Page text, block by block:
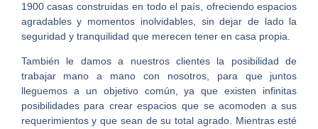
1900 casas construidas en todo el país, ofreciendo espacios
agradables y momentos inolvidables, sin dejar de lado la
seguridad y tranquilidad que merecen tener en casa propia.
También le damos a nuestros clientes la posibilidad de
trabajar mano a mano con nosotros, para que juntos
lleguemos a un objetivo común, ya que existen infinitas
posibilidades para crear espacios que se acomoden a sus
requerimientos y que sean de su total agrado. Mientras esté